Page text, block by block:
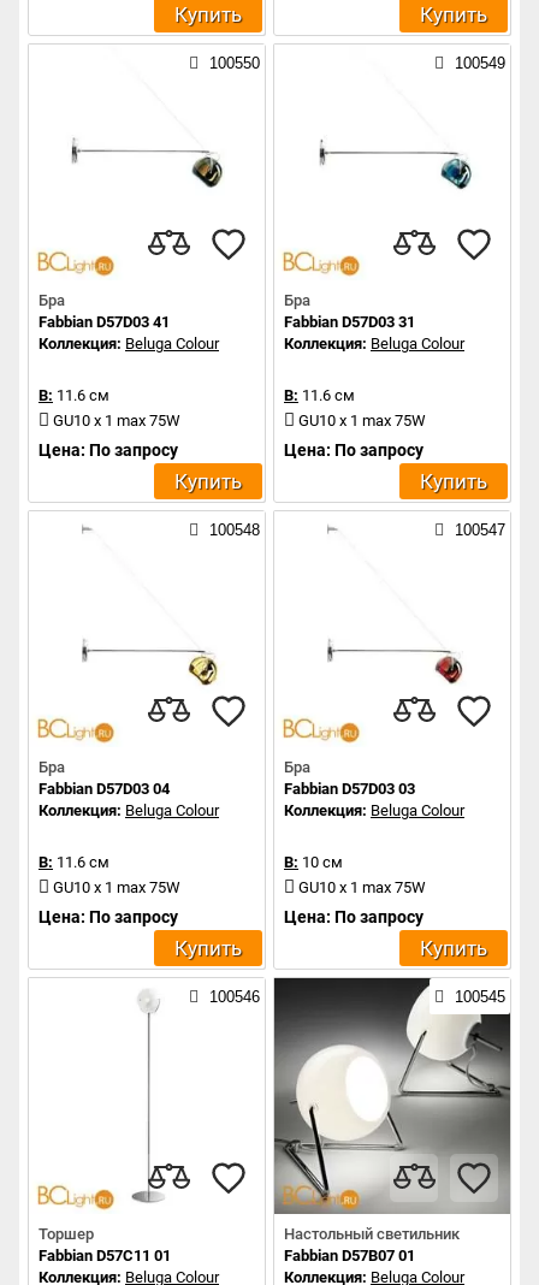
Купить Купить
100550
Бра
Fabbian D57D03 41
Коллекция: Beluga Colour
В: 11.6 см
GU10 x 1 max 75W
Цена: По запросу
Купить
100549
Бра
Fabbian D57D03 31
Коллекция: Beluga Colour
В: 11.6 см
GU10 x 1 max 75W
Цена: По запросу
Купить
100548
Бра
Fabbian D57D03 04
Коллекция: Beluga Colour
В: 11.6 см
GU10 x 1 max 75W
Цена: По запросу
Купить
100547
Бра
Fabbian D57D03 03
Коллекция: Beluga Colour
В: 10 см
GU10 x 1 max 75W
Цена: По запросу
Купить
100546
Торшер
Fabbian D57C11 01
Коллекция: Beluga Colour
100545
Настольный светильник
Fabbian D57B07 01
Коллекция: Beluga Colour